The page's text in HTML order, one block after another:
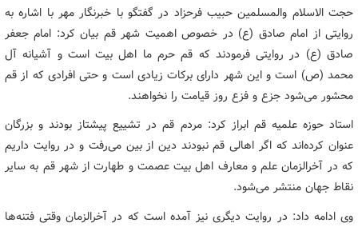
حجت الاسلام والمسلمین حبیب فرحزاد در گفتگو با خبرنگار مهر با اشاره به
روایتی از امام صادق (ع) در خصوص اهمیت شهر قم بیان کرد: امام جعفر
صادق (ع) در روایتی فرمودند که قم حرم ما اهل بیت است و آشیانه آل
محمد (ص) است و این شهر دارای برکات زیادی است و حتی افرادی که از قم
محشور می‌شود جزع و فزع روز قیامت را نخواهند.
استاد حوزه علمیه قم ابراز کرد: مردم قم در تشییع پیشتاز بودند و بزرگان
عنوان کرده‌اند که اگر اهالی قم نبودند دین از بین می‌رفت و در روایت داریم
که در آخرالزمان علم و معارف اهل بیت عصمت و طهارت از شهر قم به سایر
نقاط جهان منتشر می‌شود.
وی ادامه داد: در روایت دیگری نیز آمده است که در آخرالزمان وقتی فتنه‌ها